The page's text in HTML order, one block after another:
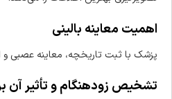
اهمیت معاینه بالینی
پزشک با ثبت تاریخچه، معاینه عصبی و
تشخیص زودهنگام و تأثیر آن